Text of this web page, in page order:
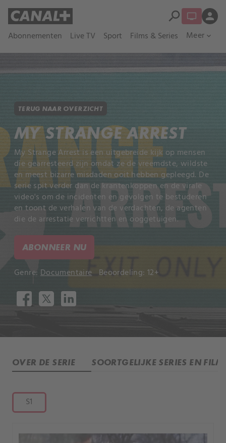
Abonnementen Live TV Sport Films & Series Meer expand_more
search person
TERUG NAAR OVERZICHT
MY STRANGE ARREST
My Strange Arrest is een uitgebreide kijk op mensen
die gearresteerd zijn omdat ze de vreemdste, wildste
en meest bizarre misdaden ooit hebben gepleegd. De
serie spit verder dan de krantenkoppen en de virale
video's om de incidenten en gevolgen te bestuderen
en toont de verhalen van de verdachten, de agenten
die de arrestatie verrichtten en ooggetuigen.
ABONNEER NU
Genre: Documentaire Beoordeling: 12+
OVER DE SERIE SOORTGELIJKE SERIES EN
S1